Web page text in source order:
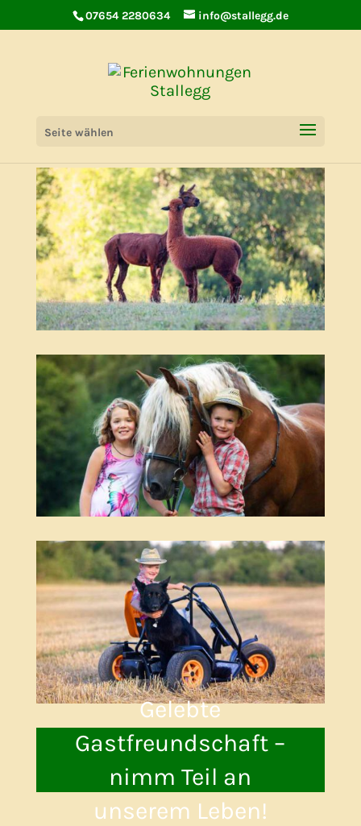
07654 2280634 info@stallegg.de
Seite wählen
Über uns – Hof Stalleg
Gelebte
Gastfreundschaft –
nimm Teil an
unserem Leben!